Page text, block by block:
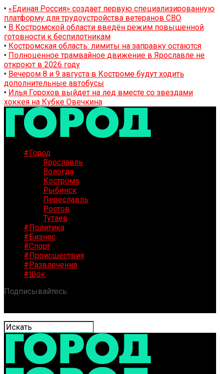
• «Единая Россия» создает первую специализированную
платформу для трудоустройства ветеранов СВО
• В Костромской области введён режим повышенной
готовности к беспилотникам
• Костромская область: лимиты на заправку остаются
• Полноценное трамвайное движение в Ярославле не
откроют в 2026 году
• Вечером 8 и 9 августа в Костроме будут ходить
дополнительные автобусы
• Илья Горохов выйдет на лед вместе со звездами
хоккея на Кубке Овечкина
#Город
Ярославль
Вологда
Кострома
Рыбинск
Переславль
Ростов
Тутаев
#Политика
#Бизнес
#Спорт
#Происшествия
#Развлечения
#Шок
Подписывайтесь: